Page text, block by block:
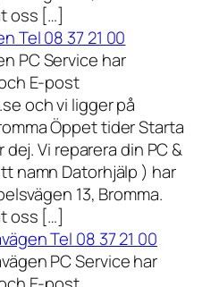
oss […]
Tel 08 37 21 00
PC Service har
E-post
och vi ligger på
Öppet tider Starta
Vi reparera din PC &
namn Datorhjälp ) har
13, Bromma.
oss […]
Tel 08 37 21 00
PC Service har